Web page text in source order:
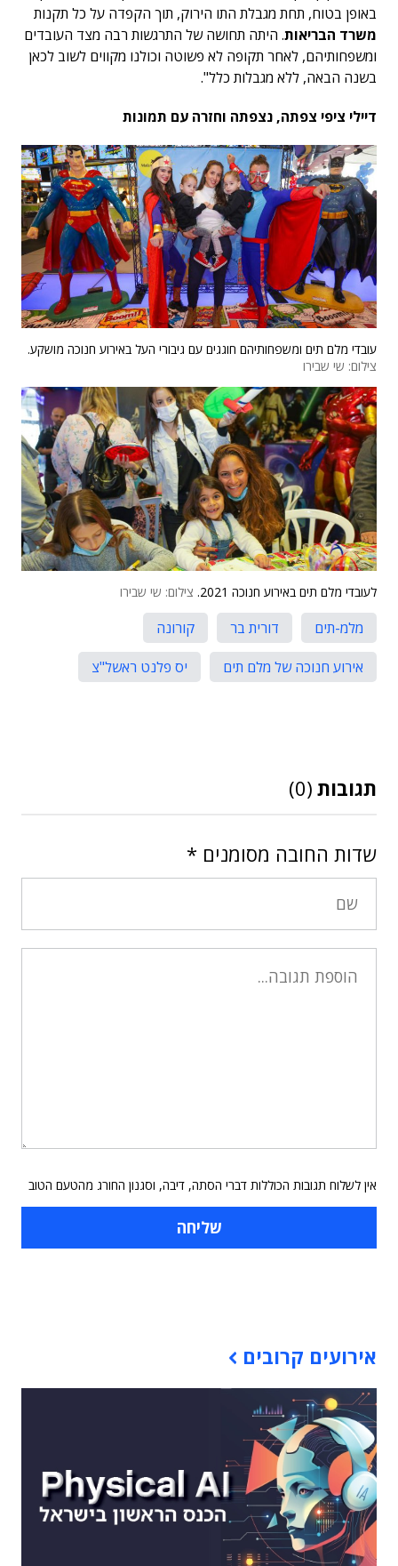
באופן בטוח, תחת מגבלת התו הירוק, תוך הקפדה על כל תקנות
משרד הבריאות. היתה תחושה של התרגשות רבה מצד העובדים
ומשפחותיהם, לאחר תקופה לא פשוטה וכולנו מקווים לשוב לכאן
בשנה הבאה, ללא מגבלות כלל".
דיילי ציפי צפתה, נצפתה וחזרה עם תמונות
עובדי מלם תים ומשפחותיהם חוגגים עם גיבורי העל באירוע חנוכה מושקע.
צילום: שי שבירו
לעובדי מלם תים באירוע חנוכה 2021. צילום: שי שבירו
מלמ-תים דורית בר
קורונה
אירוע חנוכה של מלם תים
יס פלנט ראשל"צ
תגובות (0)
שדות החובה מסומנים *
אין לשלוח תגובות הכוללות דברי הסתה, דיבה, וסגנון החורג מהטעם הטוב
אירועים קרובים